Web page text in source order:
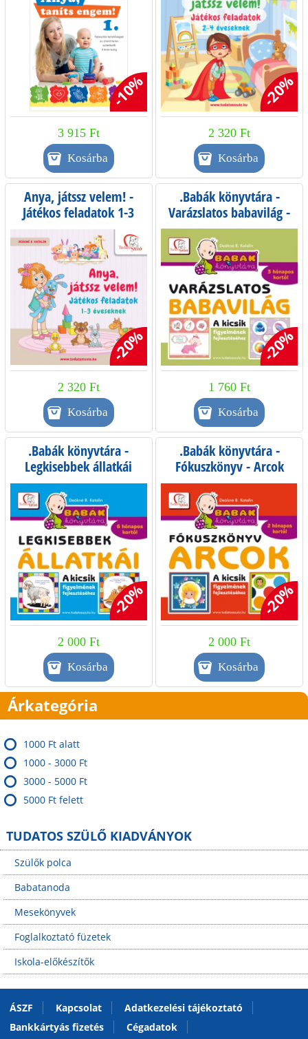
-10%
3 915 Ft
-20%
2 320 Ft
Anya, játssz velem! -
Játékos feladatok 1-3
éveseknek
-20%
2 320 Ft
.Babák könyvtára -
Varázslatos babavilág -
akciós termék
-20%
1 760 Ft
.Babák könyvtára -
Legkisebbek állatkái
-20%
2 000 Ft
.Babák könyvtára -
Fókuszkönyv - Arcok
-20%
2 000 Ft
Árkategória
1000 Ft alatt
1000 - 3000 Ft
3000 - 5000 Ft
5000 Ft felett
TUDATOS SZÜLŐ KIADVÁNYOK
Szülők polca
Babatanoda
Mesekönyvek
Foglalkoztató füzetek
Iskola-előkészítők
ÁSZF Kapcsolat
Adatkezelési tájékoztató
Bankkártyás fizetés
Cégadatok